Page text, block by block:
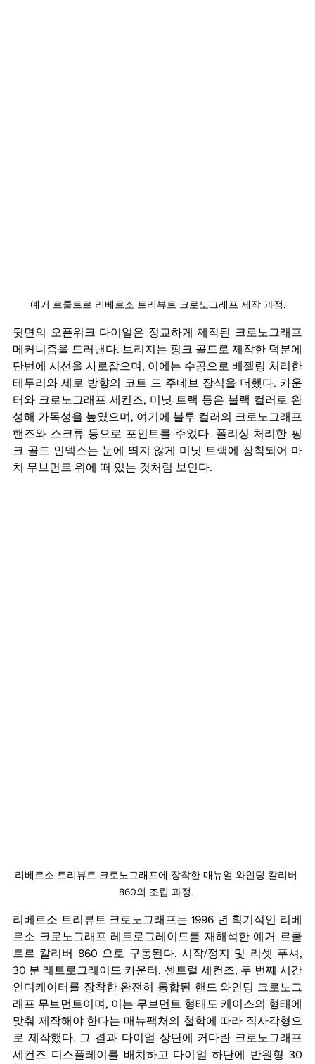
예거 르쿨트르 리베르소 트리뷰트 크로노그래프 제작 과정.
뒷면의 오픈워크 다이얼은 정교하게 제작된 크로노그래프
메커니즘을 드러낸다. 브리지는 핑크 골드로 제작한 덕분에
단번에 시선을 사로잡으며, 이에는 수공으로 베젤링 처리한
테두리와 세로 방향의 코트 드 주네브 장식을 더했다. 카운
터와 크로노그래프 세컨즈, 미닛 트랙 등은 블랙 컬러로 완
성해 가독성을 높였으며, 여기에 블루 컬러의 크로노그래프
핸즈와 스크류 등으로 포인트를 주었다. 폴리싱 처리한 핑
크 골드 인덱스는 눈에 띄지 않게 미닛 트랙에 장착되어 마
치 무브먼트 위에 떠 있는 것처럼 보인다.
리베르소 트리뷰트 크로노그래프에 장착한 매뉴얼 와인딩 칼리버
860의 조립 과정.
리베르소 트리뷰트 크로노그래프는 1996 년 획기적인 리베
르소 크로노그래프 레트로그레이드를 재해석한 예거 르쿨
트르 칼리버 860 으로 구동된다. 시작/정지 및 리셋 푸셔,
30 분 레트로그레이드 카운터, 센트럴 세컨즈, 두 번째 시간
인디케이터를 장착한 완전히 통합된 핸드 와인딩 크로노그
래프 무브먼트이며, 이는 무브먼트 형태도 케이스의 형태에
맞춰 제작해야 한다는 매뉴팩처의 철학에 따라 직사각형으
로 제작했다. 그 결과 다이얼 상단에 커다란 크로노그래프
세컨즈 디스플레이를 배치하고 다이얼 하단에 반원형 30